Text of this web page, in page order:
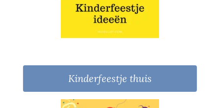
Kinderfeestje thuis